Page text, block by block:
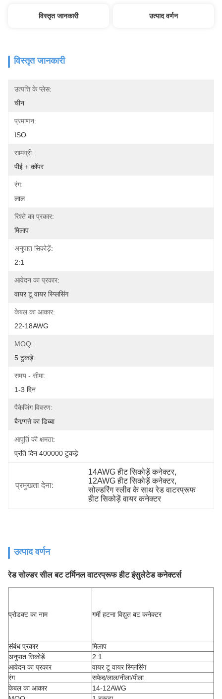
विस्तृत जानकारी उत्पाद वर्णन
विस्तृत जानकारी
उत्पत्ति के प्लेस:
चीन
प्रमाणन:
ISO
सामग्री:
पीई + कॉपर
रंग:
लाल
रिश्ते का प्रकार:
मिलाप
अनुपात सिकोड़ें:
2:1
आवेदन का प्रकार:
वायर टू वायर स्प्लिसिंग
केबल का आकार:
22-18AWG
MOQ:
5 टुकड़े
समय - सीमा:
1-3 दिन
पैकेजिंग विवरण:
बैग/गत्ते का डिब्बा
आपूर्ति की क्षमता:
प्रति दिन 400000 टुकड़े
प्रमुखता देना:
14AWG हीट सिकोड़ें कनेक्टर,
12AWG हीट सिकोड़ें कनेक्टर,
सोल्डरिंग स्लीव के साथ रेड वाटरप्रूफ
हीट सिकोड़ें वायर कनेक्टर
उत्पाद वर्णन
रेड सोल्डर सील बट टर्मिनल वाटरप्रूफ हीट इंसुलेटेड कनेक्टर्स
प्रोडक्ट का नाम गर्मी हटना विद्युत बट कनेक्टर
संबंध प्रकार
मिलाप
अनुपात सिकोड़ें
2:1
आवेदन का प्रकार
वायर टू वायर स्प्लिसिंग
रंग
सफेद/लाल/नीला/पीला
केबल का आकार
14-12AWG